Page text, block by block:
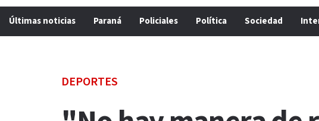
Últimas noticias Paraná Policiales Política Sociedad
DEPORTES